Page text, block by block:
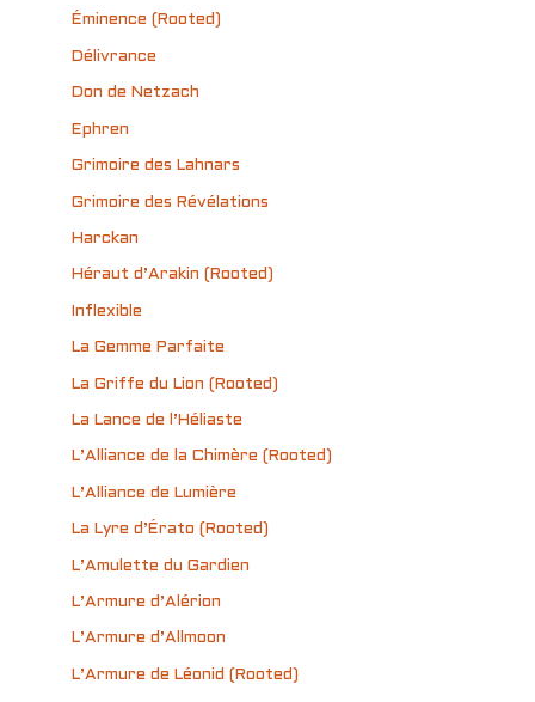
Éminence (Rooted)
Délivrance
Don de Netzach
Ephren
Grimoire des Lahnars
Grimoire des Révélations
Harckan
Héraut d’Arakin (Rooted)
Inflexible
La Gemme Parfaite
La Griffe du Lion (Rooted)
La Lance de l’Héliaste
L’Alliance de la Chimère (Rooted)
L’Alliance de Lumière
La Lyre d’Érato (Rooted)
L’Amulette du Gardien
L’Armure d’Alérion
L’Armure d’Allmoon
L’Armure de Léonid (Rooted)